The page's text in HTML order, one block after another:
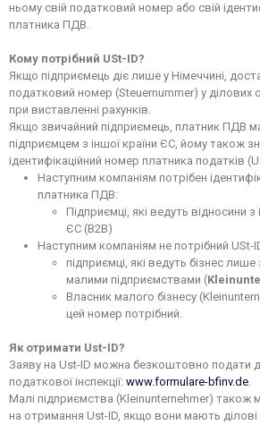
ньому свій податковий номер або свій
платника ПДВ.
Кому потрібний USt-ID?
Якщо підприємець діє лише у Німеччині,
податковий номер (Steuernummer) у ділових
при виставленні рахунків.
Якщо звичайний підприємець, платник ПДВ
підприємцем з іншої країни ЄС, йому також
ідентифікаційний номер платника податків
Наступним компаніям потрібен
платника ПДВ:
Підприємці, які ведуть відносини
ЄС (B2B)
Наступним компаніям не потрібний USt-
підприємці, які ведуть бізнес
малими підприємствами (
Власник малого бізнесу
цей номер потрібний.
Як отримати Ust-ID?
Заяву на Ust-ID можна безкоштовно подати
податкової інспекції: www.formulare-bfinv.de.
Малі підприємства (Kleinunternehmer) також
на отримання Ust-ID, якщо вони мають ділові